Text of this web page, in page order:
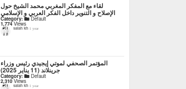
لقاء مع المفكر المغربي محمد الشيخ حول
الإصلاح و التنوير داخل الفكر العربي و الإسلامي
Category: Default
1,774Views
salah kh 1 year
المؤتمر الصحفي لموتي إيجيدي رئيس وزراء
جرينلاند (11 يناير 2025)
Category: Default
2,310Views
salah kh 1 year